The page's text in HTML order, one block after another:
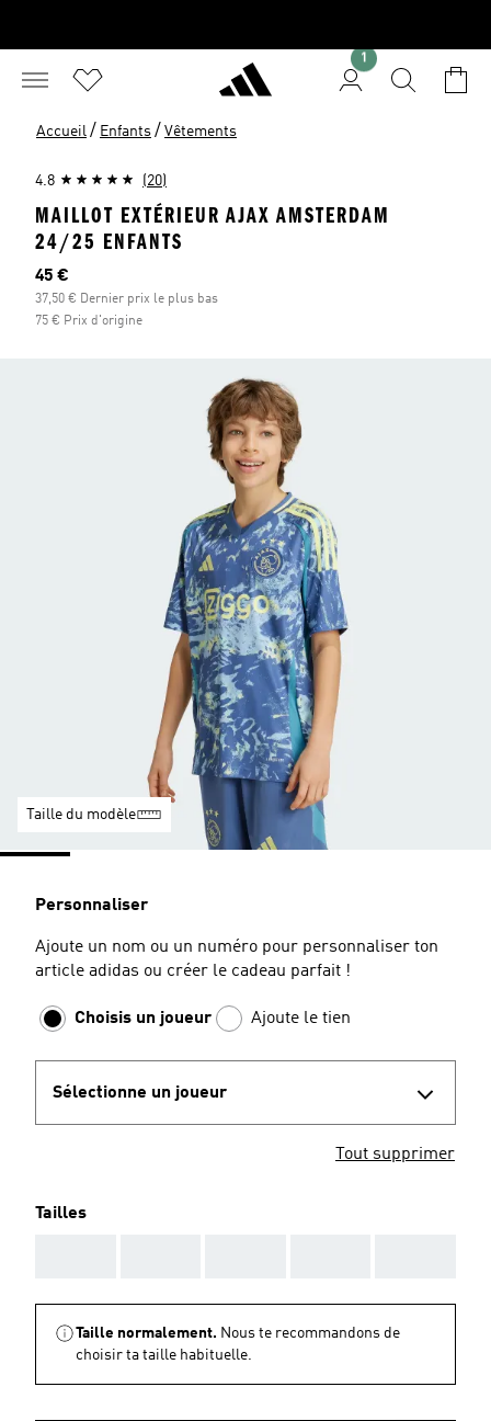
1
Accueil / Enfants / Vêtements
4.8 (20)
MAILLOT EXTÉRIEUR AJAX AMSTERDAM
24/25 ENFANTS
Prix actuel
45 €
37,50 € Dernier prix le plus bas
75 € Prix d'origine
Taille du modèle
Personnaliser
Ajoute un nom ou un numéro pour personnaliser ton
article adidas ou créer le cadeau parfait !
Choisis un joueur Ajoute le tien
Sélectionne un joueur
Tout supprimer
Tailles
Taille normalement. Nous te recommandons de
choisir ta taille habituelle.